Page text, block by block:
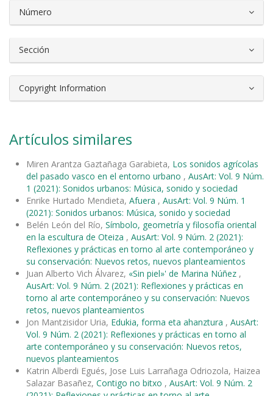
Número
Sección
Copyright Information
Artículos similares
Miren Arantza Gaztañaga Garabieta, Los sonidos agrícolas
del pasado vasco en el entorno urbano , AusArt: Vol. 9 Núm.
1 (2021): Sonidos urbanos: Música, sonido y sociedad
Enrike Hurtado Mendieta, Afuera , AusArt: Vol. 9 Núm. 1
(2021): Sonidos urbanos: Música, sonido y sociedad
Belén León del Río, Símbolo, geometría y filosofía oriental
en la escultura de Oteiza , AusArt: Vol. 9 Núm. 2 (2021):
Reflexiones y prácticas en torno al arte contemporáneo y
su conservación: Nuevos retos, nuevos planteamientos
Juan Alberto Vich Álvarez, «Sin piel»' de Marina Núñez ,
AusArt: Vol. 9 Núm. 2 (2021): Reflexiones y prácticas en
torno al arte contemporáneo y su conservación: Nuevos
retos, nuevos planteamientos
Jon Mantzisidor Uria, Edukia, forma eta ahanztura , AusArt:
Vol. 9 Núm. 2 (2021): Reflexiones y prácticas en torno al
arte contemporáneo y su conservación: Nuevos retos,
nuevos planteamientos
Katrin Alberdi Egués, Jose Luis Larrañaga Odriozola, Haizea
Salazar Basañez, Contigo no bitxo , AusArt: Vol. 9 Núm. 2